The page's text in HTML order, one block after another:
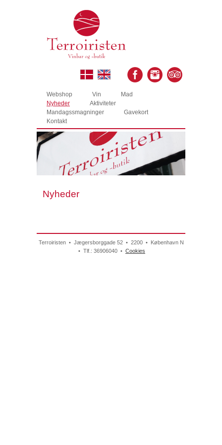
Webshop Vin
Mad
Nyheder
Aktiviteter
Mandagssmagninger
Gavekort
Kontakt
Nyheder
Terroiristen • Jægersborggade 52 • 2200 • København N
• Tlf.: 36906040 • Cookies